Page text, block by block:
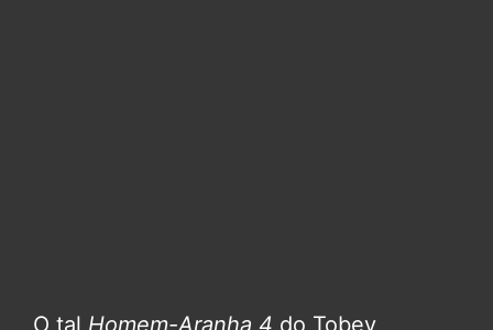
O tal Homem-Aranha 4 do Tobey